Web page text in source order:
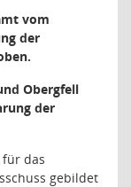
vom
der
Obergfell
der
das
gebildet